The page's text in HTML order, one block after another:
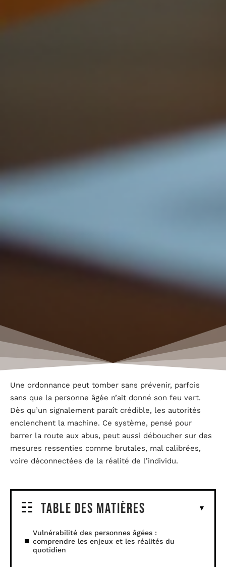
Une ordonnance peut tomber sans prévenir, parfois
sans que la personne âgée n’ait donné son feu vert.
Dès qu’un signalement paraît crédible, les autorités
enclenchent la machine. Ce système, pensé pour
barrer la route aux abus, peut aussi déboucher sur des
mesures ressenties comme brutales, mal calibrées,
voire déconnectées de la réalité de l’individu.
Table des matières
Vulnérabilité des personnes âgées :
comprendre les enjeux et les réalités du
quotidien